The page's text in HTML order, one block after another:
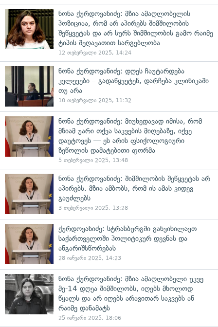
ნონა ქურდოვანიძე: მზია ამაღლობელის
პოზიციაა, რომ არ აპირებს შიმშილობის
შეწყვეტას და არ სურს შიმშილობის გამო რაიმე
ტიპის შეღავათით სარგებლობა
12 თებერვალი 2025, 14:24
ნონა ქურდოვანიძე: დღეს ჩაუტარდება
კვლევები – გადაწყვეტენ, დარჩება კლინიკაში
თუ არა
10 თებერვალი 2025, 11:32
ნონა ქურდოვანიძე: მიუხედავად იმისა, რომ
მზიამ უარი თქვა საკვების მიღებაზე, იქვე
დაუტოვეს — ეს არის ფსიქოლოგიური
ზეწოლის დამატებითი ფორმა
5 თებერვალი 2025, 13:48
ნონა ქურდოვანიძე: შიმშილობის შეწყვეტას არ
აპირებს. მზია ამბობს, რომ ის ამას კიდევ
გაუძლებს
3 თებერვალი 2025, 13:28
ქურდოვანიძე: სტრასბურგში განვიხილავთ
საქართველოში პოლიტიკურ დევნას და
ანგარიშსწორებას
28 იანვარი 2025, 14:23
ნონა ქურდოვანიძე: მზია ამაღლობელი უკვე
მე-14 დღეა შიმშილობს, იღებს მხოლოდ
წყალს და არ იღებს არავითარ საკვებს ან
რაიმე დანამატს
25 იანვარი 2025, 18:06